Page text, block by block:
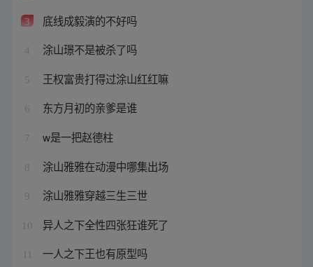
3 底线成毅演的不好吗
4 涂山璟不是被杀了吗
5 王权富贵打得过涂山红红嘛
6 东方月初的亲爹是谁
7 w是一把赵德柱
8 涂山雅雅在动漫中哪集出场
9 涂山雅雅穿越三生三世
10 异人之下全性四张狂谁死了
一人之下王也有原型吗